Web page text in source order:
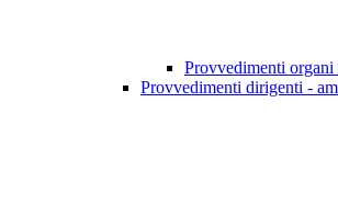
Provvedimenti
Provvedimenti dirigenti -